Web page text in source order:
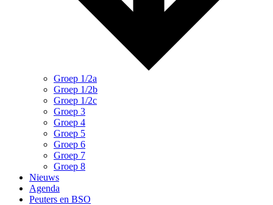
Groep 1/2a
Groep 1/2b
Groep 1/2c
Groep 3
Groep 4
Groep 5
Groep 6
Groep 7
Groep 8
Nieuws
Agenda
Peuters en BSO